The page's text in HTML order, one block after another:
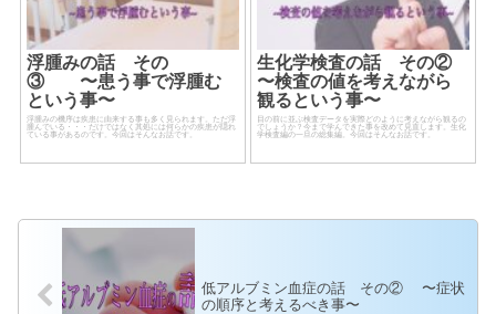
浮腫みの話 その
③ 〜患う事で浮腫む
という事〜
浮腫みの機序は疾患に由来する事も多く見られます。ただ浮
腫んでいる・・・だけではなく其処には何らかの疾患が隠れ
ている事があるのです。今回はそんなお話です。
生化学検査の話 その②
〜検査の値を考えながら
観るという事〜
目の前に並ぶ検査データを実際どのように考えながら観るの
でしょうか？今まで学んできた事を改めて見直します。生化
学検査編の一旦の総集編。今回はそんなお話です。
低アルブミン血症の話 その② 〜症状
の順序と考えるべき事〜